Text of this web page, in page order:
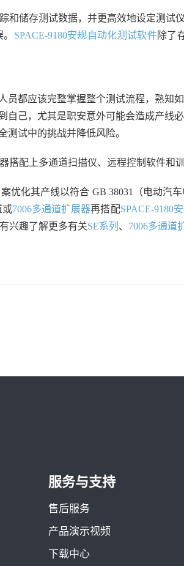
和储存测试数据，并更高效地设定测
SPACE-9180安规自动化测试软件除了
员都应该完整掌握整个测试流程，熟
自己，尤其是职安意外可能会造成产
测试中的挑战并降低风险。
配上多通道扫描仪、远程控制软件和
优化其产线以符合 GB 38031（电动
或7006多通道扩展器再搭配SPACE-9180
兴趣了解更多有关SE系列 、 7006多通道
服务与支持
售后服务
产品演示视频
下载中心